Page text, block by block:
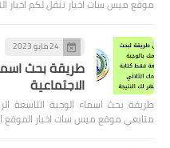
موقع ميس سات اخبار ننقل لكم اخبار
24 مايو 2023
طريقة بحث
الاجتماعية
طريقة بحث اسماء الوجبة التاسعة
متابعي موقع ميس سات اخبار الموقع